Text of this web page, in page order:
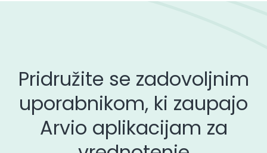
Pridružite se zadovoljnim
uporabnikom, ki zaupajo
Arvio aplikacijam za